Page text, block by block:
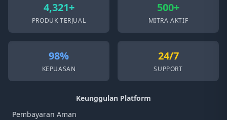
4,321+
PRODUK TERJUAL
500+
MITRA AKTIF
98%
KEPUASAN
24/7
SUPPORT
Keunggulan Platform
Pembayaran Aman